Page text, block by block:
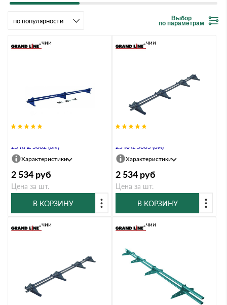
Выбор
по параметрам
25 RAL 5002 (3м)
В наличии
Характеристики
2 534 руб
Цена за шт.
В КОРЗИНУ
25 RAL 5005 (3м)
В наличии
Характеристики
2 534 руб
Цена за шт.
В КОРЗИНУ
В наличии В наличии